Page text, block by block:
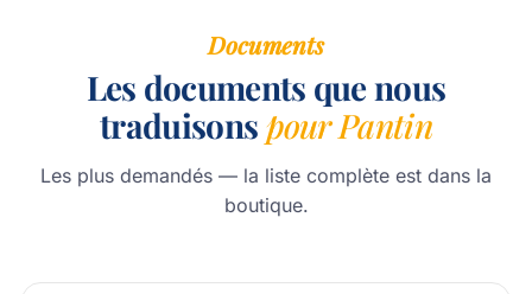
Documents
Les documents que nous
traduisonspour Pantin
Les plus demandés — la liste complète est dans la
boutique.